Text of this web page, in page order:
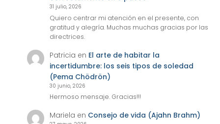
31 julio, 2026
Quiero centrar mi atención en el presente, con
gratitud y alegría. Muchas muchas gracias por las
directrices.
Patricia en El arte de habitar la
incertidumbre: los seis tipos de soledad
(Pema Chödrön)
30 junio, 2026
Hermoso mensaje. Gracias!!!
Mariela en Consejo de vida (Ajahn Brahm)